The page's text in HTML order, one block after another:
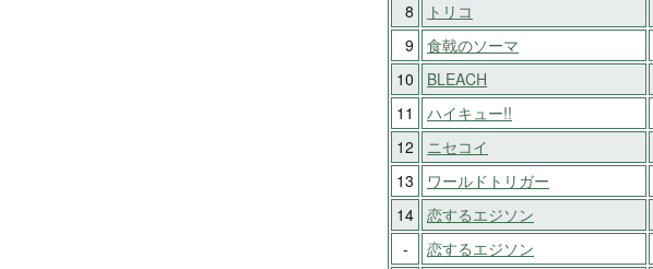
8 トリコ
9
食戟のソーマ
10
BLEACH
11
ハイキュー!!
12
ニセコイ
13
ワールドトリガー
14 恋するエジソン
-
恋するエジソン